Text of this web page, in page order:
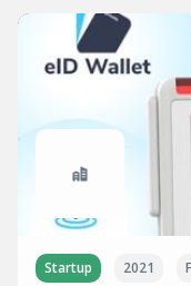
Startup 2021